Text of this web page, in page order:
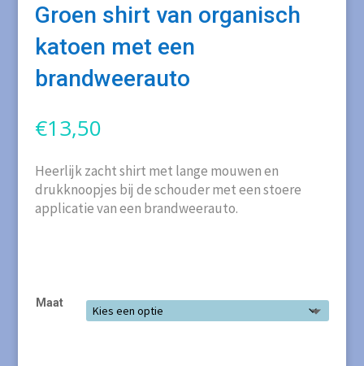
Groen shirt van organisch
katoen met een
brandweerauto
€13,50
Heerlijk zacht shirt met lange mouwen en
drukknoopjes bij de schouder met een stoere
applicatie van een brandweerauto.
Maat